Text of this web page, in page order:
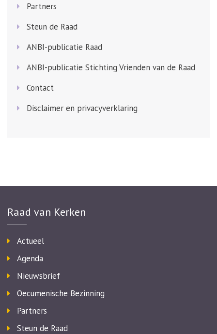
Partners
Steun de Raad
ANBI-publicatie Raad
ANBI-publicatie Stichting Vrienden van de Raad
Contact
Disclaimer en privacyverklaring
Raad van Kerken
Actueel
Agenda
Nieuwsbrief
Oecumenische Bezinning
Partners
Steun de Raad